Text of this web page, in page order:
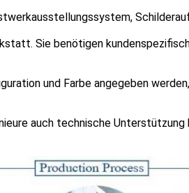
Sie benötigen
und Farbe angegeben
auch technische